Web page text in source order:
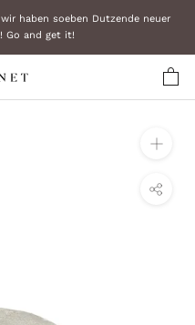
haben soeben Dutzende neuer
Go and get it!